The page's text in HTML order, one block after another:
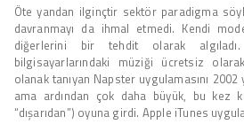
Öte yandan ilginçtir sektör paradigma
davranmayı da ihmal etmedi. Kendi
diğerlerini bir tehdit olarak
bilgisayarlarındaki müziği ücretsiz
olanak tanıyan Napster uygulamasını 2002
ama ardından çok daha büyük, bu kez
“dışarıdan”) oyuna girdi. Apple iTunes